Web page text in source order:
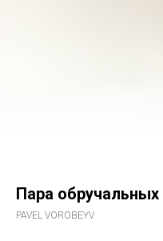
Пара
PAVEL VOROBEYV